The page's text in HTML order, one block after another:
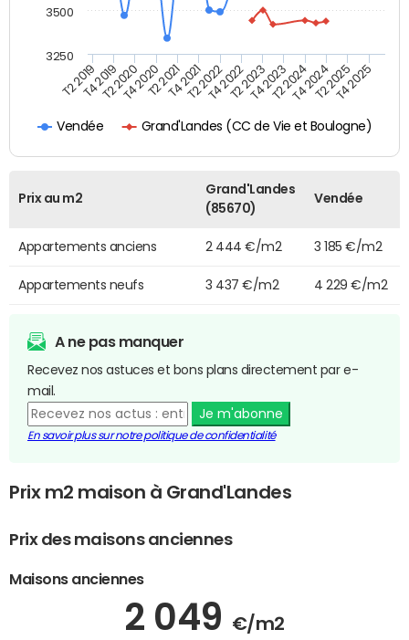
Vendée Grand'Landes (CC de Vie et Boulogne)
T2 2019T4 2019T2 2020T4 2020T2 2021T4 2021T2 2022T4 2022T2 2023T4 2023T2 2024T4 2024T2 2025T4 2025
3250
3500
Prix au m2
Grand'Landes
(85670)
Vendée
Appartements anciens 2 444 €/m2 3 185 €/m2
Appartements neufs 3 437 €/m2 4 229 €/m2
A ne pas manquer
Recevez nos astuces et bons plans directement par e-
mail.
Je m'abonne
En savoir plus sur notre politique de confidentialité
Prix m2 maison à Grand'Landes
Prix des maisons anciennes
Maisons anciennes
2 049 €/m2